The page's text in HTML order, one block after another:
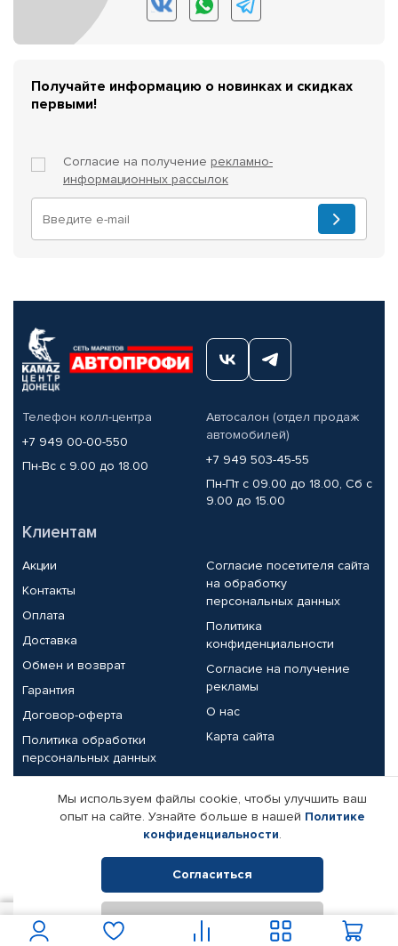
Получайте информацию о новинках и скидках
первыми!
Согласие на получение рекламно-
информационных рассылок
Телефон колл-центра
+7 949 00-00-550
Пн-Вс с 9.00 до 18.00
Автосалон (отдел продаж
автомобилей)
+7 949 503-45-55
Пн-Пт с 09.00 до 18.00, Сб с
9.00 до 15.00
Клиентам
Акции
Контакты
Оплата
Доставка
Обмен и возврат
Гарантия
Договор-оферта
Политика обработки
персональных данных
Согласие посетителя сайта
на обработку
персональных данных
Политика
конфиденциальности
Согласие на получение
рекламы
О нас
Карта сайта
Партнерам
Корпоративным клиентам
Поставщикам
Реквизиты компании
© КАМАЗ ЦЕНТР ДОНЕЦК, 2015-2026. Все права защищены.
Интернет-магазин автомобильных товаров Автопрофи.
Мы используем файлы cookie, чтобы улучшить ваш
опыт на сайте. Узнайте больше в нашей Политике
конфиденциальности.
Согласиться
Отклонить
В корзину